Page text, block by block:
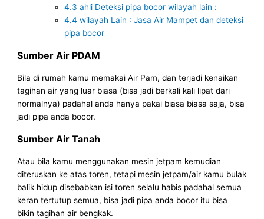
4.3 ahli Deteksi pipa bocor wilayah lain :
4.4 wilayah Lain : Jasa Air Mampet dan deteksi
pipa bocor
Sumber Air PDAM
Bila di rumah kamu memakai Air Pam, dan terjadi kenaikan
tagihan air yang luar biasa (bisa jadi berkali kali lipat dari
normalnya) padahal anda hanya pakai biasa biasa saja, bisa
jadi pipa anda bocor.
Sumber Air Tanah
Atau bila kamu menggunakan mesin jetpam kemudian
diteruskan ke atas toren, tetapi mesin jetpam/air kamu bulak
balik hidup disebabkan isi toren selalu habis padahal semua
keran tertutup semua, bisa jadi pipa anda bocor itu bisa
bikin tagihan air bengkak.